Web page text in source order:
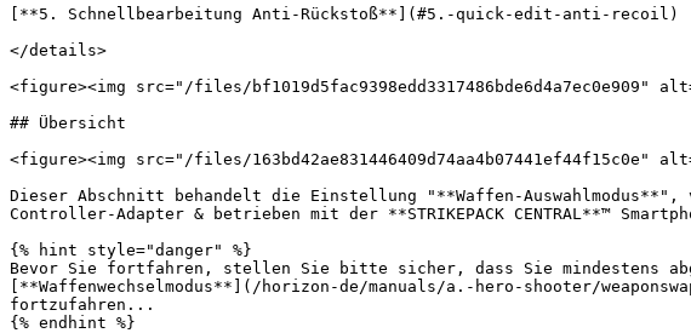
[**5. Schnellbearbeitung Anti-Rückstoß**](#5.-quick-edit-anti-recoil)
</details>
<figure><img src="/files/
## Übersicht
<figure><img src="/files/
Dieser Abschnitt behandelt die Einstellung "**Waffen-Auswahlmodus**",
Controller-Adapter & betrieben mit der **STRIKEPACK CENTRAL**™
{% hint style="danger" %}
Bevor Sie fortfahren, stellen Sie bitte sicher, dass Sie mindestens
[**Waffenwechselmodus**](/horizon-de/manuals/a.-hero-shooter/
fortzufahren...
{% endhint %}